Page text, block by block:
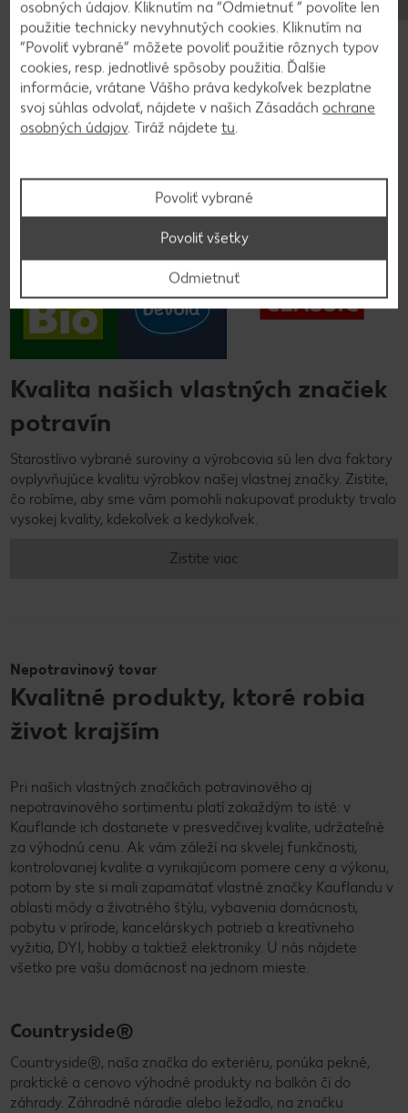
Spoznajte chuť poctivých slovenských výrobkov vyrobených
z lásky zo slovenských surovín .
Zistite viac
Kvalita našich vlastných značiek
potravín
Starostlivo vybrané suroviny a výrobcovia sú len dva faktory
ovplyvňujúce kvalitu výrobkov našej vlastnej značky. Zistite,
čo robíme, aby sme vám pomohli nakupovať produkty trvalo
vysokej kvality, kdekoľvek a kedykoľvek.
Zistite viac
Nepotravinový tovar
Kvalitné produkty, ktoré robia
život krajším
Pri našich vlastných značkách potravinového aj
nepotravinového sortimentu platí zakaždým to isté: v
Kauflande ich dostanete v presvedčivej kvalite, udržateľné
za výhodnú cenu. Ak vám záleží na skvelej funkčnosti,
kontrolovanej kvalite a vynikajúcom pomere ceny a výkonu,
potom by ste si mali zapamätať vlastné značky Kauflandu v
oblasti módy a životného štýlu, vybavenia domácnosti,
pobytu v prírode, kancelárskych potrieb a kreatívneho
vyžitia, DYI, hobby a taktiež elektroniky. U nás nájdete
všetko pre vašu domácnosť na jednom mieste.
Countryside®
Countryside®, naša značka do exteriéru, ponúka pekné,
praktické a cenovo výhodné produkty na balkón či do
záhrady. Záhradné náradie alebo ležadlo, na značku
osobných údajov. Kliknutím na “Odmietnuť ” povolíte len
použitie technicky nevyhnutých cookies. Kliknutím na
“Povoliť vybrané” môžete povoliť použitie rôznych typov
cookies, resp. jednotlivé spôsoby použitia. Ďalšie
informácie, vrátane Vášho práva kedykoľvek bezplatne
svoj súhlas odvolať, nájdete v našich Zásadách ochrane
osobných údajov. Tiráž nájdete tu.
Povoliť vybrané
Odmietnuť
Povoliť všetky